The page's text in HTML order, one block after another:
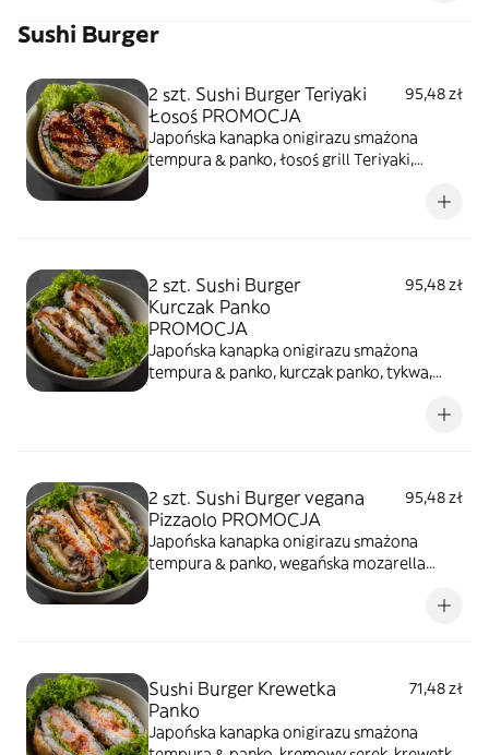
Sushi Burger
2 szt. Sushi Burger Teriyaki
Łosoś PROMOCJA
95,48 zł
Japońska kanapka onigirazu smażona
tempura & panko, łosoś grill Teriyaki,
2 szt. Sushi Burger
Kurczak Panko
PROMOCJA
95,48 zł
Japońska kanapka onigirazu smażona
tempura & panko, kurczak panko, tykwa,
2 szt. Sushi Burger vegana
Pizzaolo PROMOCJA
95,48 zł
Japońska kanapka onigirazu smażona
tempura & panko, wegańska mozarella
Sushi Burger Krewetka
Panko
71,48 zł
Japońska kanapka onigirazu smażona